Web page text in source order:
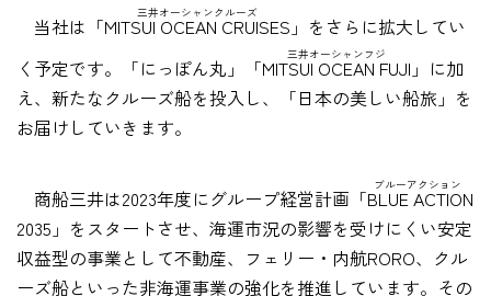
当社は
三井オーシャンクルーズ
「MITSUI OCEAN CRUISES」 をさらに拡大してい
く予定です。「にっぽん丸」
三井オーシャンフジ
「MITSUI OCEAN FUJI」 に加
え、新たなクルーズ船を投入し、「日本の美しい船旅」を
お届けしていきます。
商船三井は2023年度にグループ経営計画
ブルーアクション
「BLUE ACTION
2035」をスタートさせ、海運市況の影響を受けにくい安定
収益型の事業として不動産、フェリー・内航RORO、クル
ーズ船といった非海運事業の強化を推進しています。その